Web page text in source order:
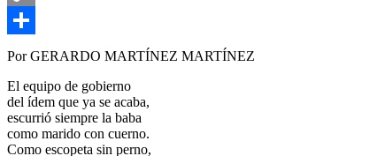
Copy
Link
Compartir
Por GERARDO MARTÍNEZ MARTÍNEZ
El equipo de gobierno
del ídem que ya se acaba,
escurrió siempre la baba
como marido con cuerno.
Como escopeta sin perno,